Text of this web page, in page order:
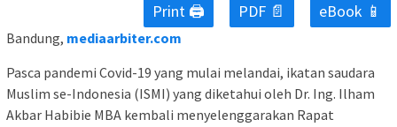
Print 🖨 PDF 📄 eBook 📱
Bandung, mediaarbiter.com
Pasca pandemi Covid-19 yang mulai melandai, ikatan saudara
Muslim se-Indonesia (ISMI) yang diketahui oleh Dr. Ing. Ilham
Akbar Habibie MBA kembali menyelenggarakan Rapat